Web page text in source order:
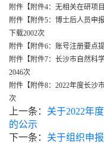
附件【 附件4：无相关在研项
附件【 附件5：博士后人员申
下载2002次
附件【 附件6：账号注册要点
附件【 附件7：长沙市自然科
2046次
附件【 附件8：2022年度长沙
次
上一条： 关于2022年
的公示
下一条： 关于组织申